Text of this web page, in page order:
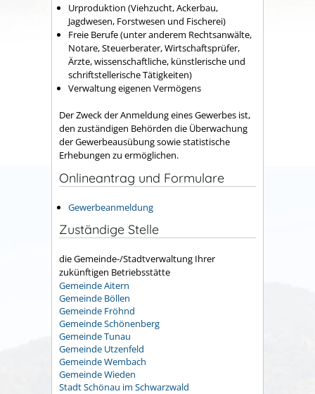
Urproduktion (Viehzucht, Ackerbau,
Jagdwesen, Forstwesen und Fischerei)
Freie Berufe (unter anderem Rechtsanwälte,
Notare, Steuerberater, Wirtschaftsprüfer,
Ärzte, wissenschaftliche, künstlerische und
schriftstellerische Tätigkeiten)
Verwaltung eigenen Vermögens
Der Zweck der Anmeldung eines Gewerbes ist,
den zuständigen Behörden die Überwachung
der Gewerbeausübung sowie statistische
Erhebungen zu ermöglichen.
Onlineantrag und Formulare
Gewerbeanmeldung
Zuständige Stelle
die Gemeinde-/Stadtverwaltung Ihrer
zukünftigen Betriebsstätte
Gemeinde Aitern
Gemeinde Böllen
Gemeinde Fröhnd
Gemeinde Schönenberg
Gemeinde Tunau
Gemeinde Utzenfeld
Gemeinde Wembach
Gemeinde Wieden
Stadt Schönau im Schwarzwald